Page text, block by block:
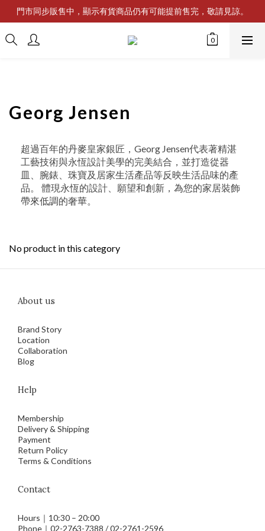
門市同步販售中，顯示有貨商品仍有可能提前售完，敬請見諒。
Georg Jensen
超過百年的丹麥皇家銀匠， Georg Jensen代表著精湛
工藝技術與永恆設計美學的完美結合，並打造從器
皿、腕錶、珠寶及居家生活產品等反映生活品味的產
品。 體現永恆的設計、願望和創新，為您的家居裝飾
帶來低調的奢華。
No product in this category
About us
Brand Story
Location
Collaboration
Blog
Help
Membership
Delivery & Shipping
Payment
Return Policy
Terms & Conditions
Contact
Hours｜10:30 – 20:00
Phone｜02-2763-7388 / 02-2761-2596